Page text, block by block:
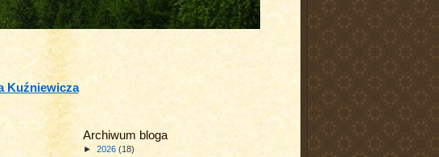
Kuźniewicza
Archiwum bloga
► 2026 (18)